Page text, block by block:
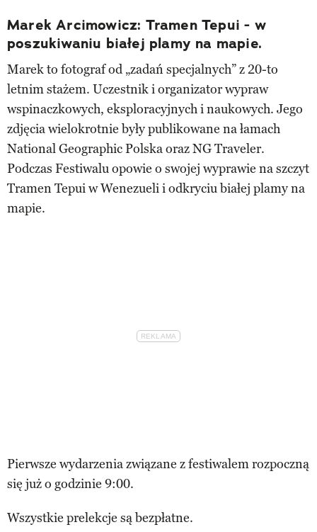
Marek Arcimowicz: Tramen Tepui - w
poszukiwaniu białej plamy na mapie.
Marek to fotograf od „zadań specjalnych” z 20-to
letnim stażem. Uczestnik i organizator wypraw
wspinaczkowych, eksploracyjnych i naukowych. Jego
zdjęcia wielokrotnie były publikowane na łamach
National Geographic Polska oraz NG Traveler.
Podczas Festiwalu opowie o swojej wyprawie na szczyt
Tramen Tepui w Wenezueli i odkryciu białej plamy na
mapie.
Pierwsze wydarzenia związane z festiwalem rozpoczną
się już o godzinie 9:00.
Wszystkie prelekcje są bezpłatne.